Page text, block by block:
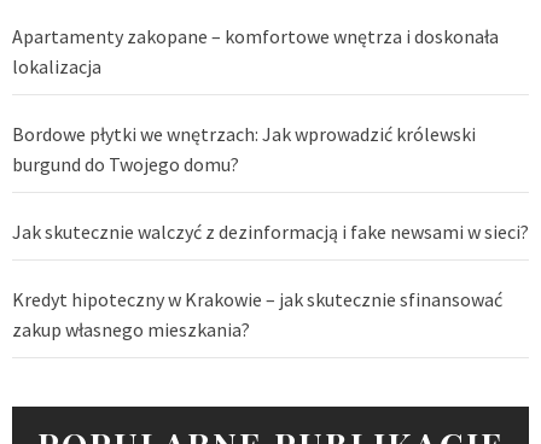
Apartamenty zakopane – komfortowe wnętrza i doskonała
lokalizacja
Bordowe płytki we wnętrzach: Jak wprowadzić królewski
burgund do Twojego domu?
Jak skutecznie walczyć z dezinformacją i fake newsami w sieci?
Kredyt hipoteczny w Krakowie – jak skutecznie sfinansować
zakup własnego mieszkania?